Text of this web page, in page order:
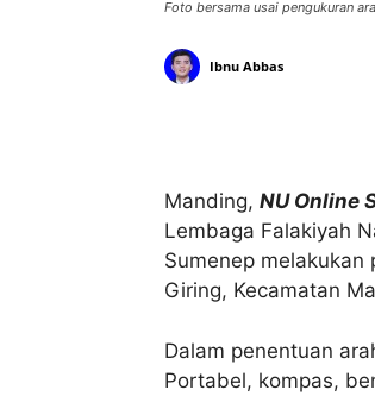
Foto bersama usai pengukuran
Ibnu Abbas
Manding, NU Online
Lembaga Falakiyah
Sumenep melakukan
Giring, Kecamatan
Dalam penentuan
Portabel, kompas,